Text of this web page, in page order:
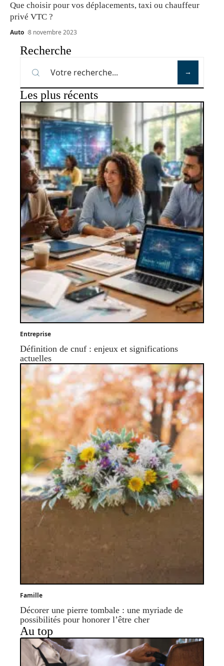
Que choisir pour vos déplacements, taxi ou chauffeur
privé VTC ?
Auto 8 novembre 2023
Recherche
Les plus récents
Entreprise
Définition de cnuf : enjeux et significations
actuelles
Famille
Décorer une pierre tombale : une myriade de
possibilités pour honorer l’être cher
Au top